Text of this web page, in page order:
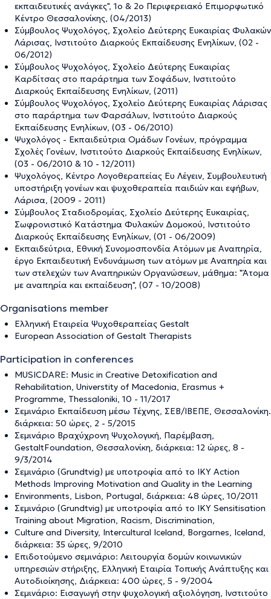
εκπαιδευτικές ανάγκες", 1ο & 2ο Περιφερειακό Επιμορφωτικό
Κέντρο Θεσσαλονίκης, (04/2013)
Σύμβουλος Ψυχολόγος, Σχολείο Δεύτερης Ευκαιρίας Φυλακών
Λάρισας, Ινστιτούτο Διαρκούς Εκπαίδευσης Ενηλίκων, (02 -
06/2012)
Σύμβουλος Ψυχολόγος, Σχολείο Δεύτερης Ευκαιρίας
Καρδίτσας στο παράρτημα των Σοφάδων, Ινστιτούτο
Διαρκούς Εκπαίδευσης Ενηλίκων, (2011)
Σύμβουλος Ψυχολόγος, Σχολείο Δεύτερης Ευκαιρίας Λάρισας
στο παράρτημα των Φαρσάλων, Ινστιτούτο Διαρκούς
Εκπαίδευσης Ενηλίκων, (03 - 06/2010)
Ψυχολόγος - Εκπαιδεύτρια Ομάδων Γονέων, πρόγραμμα
Σχολές Γονέων, Ινστιτούτο Διαρκούς Εκπαίδευσης Ενηλίκων,
(03 - 06/2010 & 10 - 12/2011)
Ψυχολόγος, Κέντρο Λογοθεραπείας Ευ Λέγειν, Συμβουλευτική
υποστήριξη γονέων και ψυχοθεραπεία παιδιών και εφήβων,
Λάρισα, (2009 - 2011)
Σύμβουλος Σταδιοδρομίας, Σχολείο Δεύτερης Ευκαιρίας,
Σωφρονιστικό Κατάστημα Φυλακών Δομοκού, Ινστιτούτο
Διαρκούς Εκπαίδευσης Ενηλίκων, (01 - 06/2009)
Εκπαιδεύτρια, Εθνική Συνομοσπονδία Ατόμων με Αναπηρία,
έργο Εκπαιδευτική Ενδυνάμωση των ατόμων με Αναπηρία και
των στελεχών των Αναπηρικών Οργανώσεων, μάθημα: "Άτομα
με αναπηρία και εκπαίδευση", (07 - 10/2008)
Organisations member
Ελληνική Εταιρεία Ψυχοθεραπείας Gestalt
European Association of Gestalt Therapists
Participation in conferences
MUSICDARE: Music in Creative Detoxification and
Rehabilitation, Universtity of Macedonia, Erasmus +
Programme, Thessaloniki, 10 - 11/2017
Σεμινάριο Εκπαίδευση μέσω Τέχνης, ΣΕΒ/ΙΒΕΠΕ, Θεσσαλονίκη.
διάρκεια: 50 ώρες, 2 - 5/2015
Σεμινάριο Βραχύχρονη Ψυχολογική, Παρέμβαση,
GestaltFoundation, Θεσσαλονίκη, διάρκεια: 12 ώρες, 8 -
9/3/2014
Σεμινάριο (Grundtvig) με υποτροφία από το ΙΚΥ Action
Methods Improving Motivation and Quality in the Learning
Environments, Lisbon, Portugal, διάρκεια: 48 ώρες, 10/2011
Σεμινάριο (Grundtvig) με υποτροφία από το ΙΚΥ Sensitisation
Training about Migration, Racism, Discrimination,
Culture and Diversity, Intercultural Iceland, Borgarnes, Iceland,
διάρκεια: 35 ώρες, 9/2010
Επιδοτούμενο σεμινάριο: Λειτουργία δομών κοινωνικών
υπηρεσιών στήριξης, Ελληνική Εταιρία Τοπικής Ανάπτυξης και
Αυτοδιοίκησης, Διάρκεια: 400 ώρες, 5 - 9/2004
Σεμινάριο: Εισαγωγή στην ψυχολογική αξιολόγηση, Ινστιτούτο